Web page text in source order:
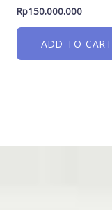
Rp150.000.000
ADD TO CART